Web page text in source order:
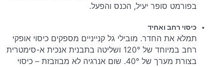
בפורמט סופר יעיל, הכנס והפעל.
כיסוי רחב ואחיד
תמלא את החדר. מובילי גל קנייניים מספקים כיסוי אופקי
רחב במיוחד של 120° ושליטה בתבנית אנכית א-סימטרית
בצורת מערך של 40°. שום אנרגיה לא מבוזבזת – כיסוי